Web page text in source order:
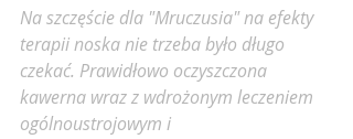
Na szczęście dla "Mruczusia" na efekty
terapii noska nie trzeba było długo
czekać. Prawidłowo oczyszczona
kawerna wraz z wdrożonym leczeniem
ogólnoustrojowym i